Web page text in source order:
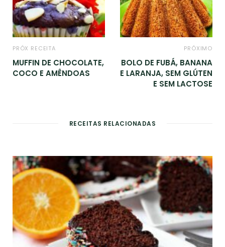
PRÓX RECEITA
MUFFIN DE CHOCOLATE,
COCO E AMÊNDOAS
PRÓXIMO
BOLO DE FUBÁ, BANANA
E LARANJA, SEM GLÚTEN
E SEM LACTOSE
RECEITAS RELACIONADAS